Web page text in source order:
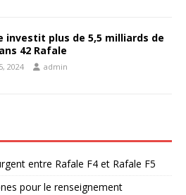
investit plus de 5,5 milliards de
42 Rafale
2024 admin
entre Rafale F4 et Rafale F5
pour le renseignement